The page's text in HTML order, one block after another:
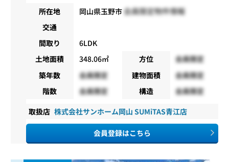
所在地 岡山県玉野市会員限定物件情報
交通
間取り
6LDK
土地面積
348.06㎡ 方位
会員限定
築年数
会員限定 建物面積
会員限定
階数
会員限定 構造 会員限定
取扱店 株式会社サンホーム岡山 SUMiTAS青江店
会員登録はこちら